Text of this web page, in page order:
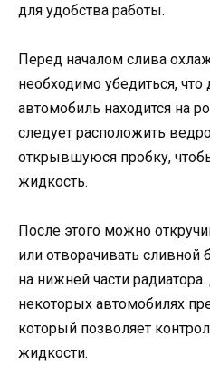
для удобства работы.
Перед началом слива
необходимо убедиться, что
автомобиль находится на
следует расположить
открывшуюся пробку,
жидкость.
После этого можно
или отворачивать сливной
на нижней части
некоторых автомобилях
который позволяет
жидкости.